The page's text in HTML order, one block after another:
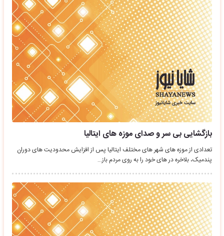
بازگشایی بی سر و صدای موزه های ایتالیا
تعدادی از موزه های شهر های مختلف ایتالیا پس از افزایش محدودیت های دوران
پندمیک، بلاخره در های خود را به روی مردم باز…